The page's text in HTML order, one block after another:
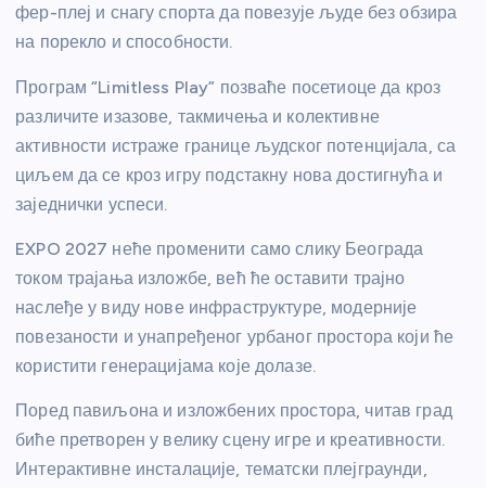
фер-плеј и снагу спорта да повезује људе без обзира
на порекло и способности.
Програм “Limitless Play” позваће посетиоце да кроз
различите изазове, такмичења и колективне
активности истраже границе људског потенцијала, са
циљем да се кроз игру подстакну нова достигнућа и
заједнички успеси.
EXPO 2027 неће променити само слику Београда
током трајања изложбе, већ ће оставити трајно
наслеђе у виду нове инфраструктуре, модерније
повезаности и унапређеног урбаног простора који ће
користити генерацијама које долазе.
Поред павиљона и изложбених простора, читав град
биће претворен у велику сцену игре и креативности.
Интерактивне инсталације, тематски плејграунди,